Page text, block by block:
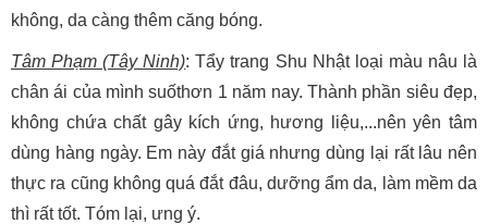
không, da càng thêm căng bóng.
Tâm Phạm (Tây Ninh): Tẩy trang Shu Nhật loại màu nâu là
chân ái của mình suốthơn 1 năm nay. Thành phần siêu đẹp,
không chứa chất gây kích ứng, hương liệu,...nên yên tâm
dùng hàng ngày. Em này đắt giá nhưng dùng lại rất lâu nên
thực ra cũng không quá đắt đâu, dưỡng ẩm da, làm mềm da
thì rất tốt. Tóm lại, ưng ý.